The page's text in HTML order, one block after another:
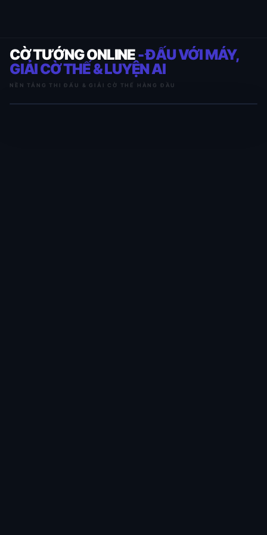
CỜ TƯỚNG ONLINE- ĐẤU VỚI MÁY,
GIẢI CỜ THẾ & LUYỆN AI
NỀN TẢNG THI ĐẤU & GIẢI CỜ THẾ HÀNG ĐẦU